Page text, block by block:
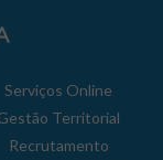
Serviços Online
Territorial
Recrutamento